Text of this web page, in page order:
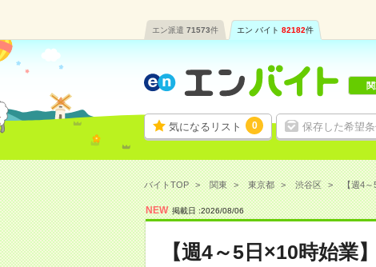
エン派遣 71573件 エン バイト 82182件
気になるリスト 0 保存した希望
バイトTOP 関東 東京都 渋谷区 【週4～
NEW 掲載日 :2026/08/06
【週4～5日×10時始業